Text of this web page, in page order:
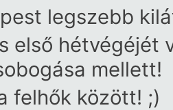
legszebb
első hétvégéjét
mellett!
felhők között! ;)